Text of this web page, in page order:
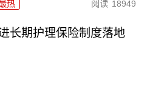
热 阅读 18949
长期护理保险制度落地